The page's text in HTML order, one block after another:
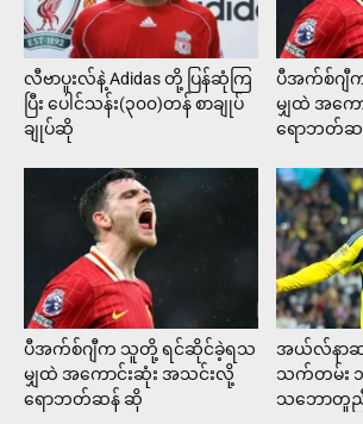
လီဗာပူးလ်နဲ့ Adidas တို့ ပြန်ဆုံကြ
ပြီး ပေါင်သန်း(၃၀၀)တန် စာချုပ်
ချုပ်ဆို
ပီအက်စ်ဂျီ
မျှထဲ အကေ
ရောဘတ်ဆ
ပီအက်စ်ဂျီက သူတို့ ရင်ဆိုင်ခဲ့ရသ
မျှထဲ အကောင်းဆုံး အသင်းလို့
ရောဘတ်ဆန် ဆို
အယ်လ်နာဆ
သက်တမ်း
သဘောတူ